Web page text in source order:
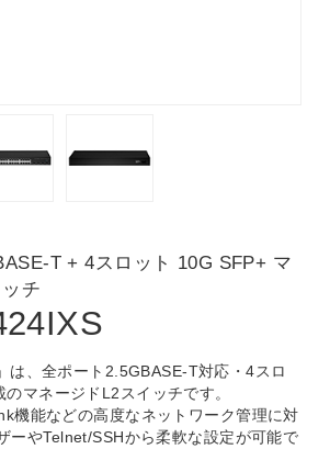
T + 4スロット 10G SFP+ マ
チ
は、全ポート2.5GBASE-T対応・4スロ
マネージドL2スイッチです。
機能などの高度なネットワーク管理に対
ーやTelnet/SSHから柔軟な設定が可能で